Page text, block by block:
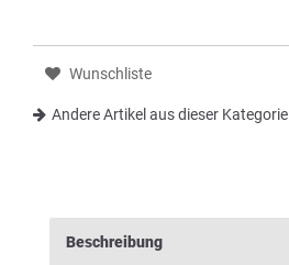
Wunschliste
Andere Artikel aus dieser Kategorie
Beschreibung